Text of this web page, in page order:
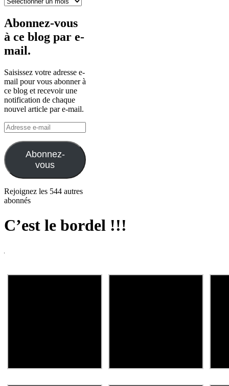
Abonnez-vous
à ce blog par e-
mail.
Saisissez votre adresse e-
mail pour vous abonner à
ce blog et recevoir une
notification de chaque
nouvel article par e-mail.
Adresse
e-
mail
Abonnez-
vous
Rejoignez les 544 autres
abonnés
C’est le bordel !!!